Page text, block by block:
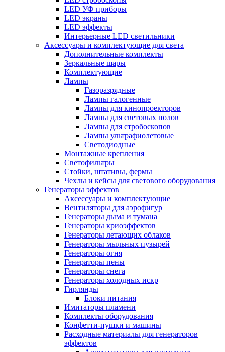
LED УФ приборы
LED экраны
LED эффекты
Интерьерные LED светильники
Аксессуары и комплектующие для света
Дополнительные комплекты
Зеркальные шары
Комплектующие
Лампы
Газоразрядные
Лампы галогенные
Лампы для кинопроекторов
Лампы для световых полов
Лампы для стробоскопов
Лампы ультрафиолетовые
Светодиодные
Монтажные крепления
Светофильтры
Стойки, штативы, фермы
Чехлы и кейсы для светового оборудования
Генераторы эффектов
Аксессуары и комплектующие
Вентиляторы для аэрофигур
Генераторы дыма и тумана
Генераторы криоэффектов
Генераторы летающих облаков
Генераторы мыльных пузырей
Генераторы огня
Генераторы пены
Генераторы снега
Генераторы холодных искр
Гирлянды
Блоки питания
Имитаторы пламени
Комплекты оборудования
Конфетти-пушки и машины
Расходные материалы для генераторов
эффектов